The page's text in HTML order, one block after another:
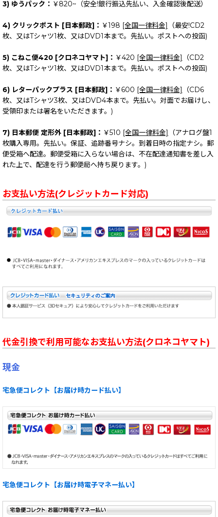
3) ゆうパック： ￥820~（安全!銀行振込先払い、入金確認後配送）
4) クリックポスト [日本郵政]： ￥198 [全国一律料金]
（最安!CD2
枚、又はTシャツ1枚、又はDVD1本まで。先払い。ポストへの投函)
5) こねこ便420 [クロネコヤマト]： ￥420 [全国一律料金]
（CD2
枚、又はTシャツ1枚、又はDVD1本まで。先払い。ポストへの投函)
6) レターパックプラス [日本郵政]： ￥600 [全国一律料金]
（CD6
枚、又はTシャツ3枚、又はDVD4本まで。先払い。対面でお届けし、
受領印または署名をいただきます。)
7) 日本郵便 定形外 [日本郵政]： ￥510 [全国一律料金]
（アナログ盤1
枚購入専用。先払い。保証、追跡番号ナシ。到着日時の指定ナシ。郵
便受箱へ配達。郵便受箱に入らない場合は、不在配達通知書を差し入
れた上で、配達を行う郵便局へ持ち戻ります。)
お支払い方法(クレジットカード対応)
代金引換で利用可能なお支払い方法(クロネコヤマト)
現金
宅急便コレクト【お届け時カード払い】
宅急便コレクト【お届け時電子マネー払い】